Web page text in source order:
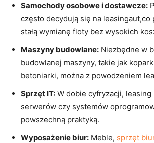
Samochody​ osobowe ⁢i​ dostawcze:
często decydują⁣ się na leasingaut,co
stałą wymianę floty⁣ bez wysokich
Maszyny ⁣budowlane: Niezbędne w
‍budowlanej maszyny, takie jak
betoniarki, można z powodzeniem
Sprzęt⁣ IT: W ⁢dobie cyfryzacji,⁣ leasing‌
serwerów czy systemów
powszechną praktyką.
Wyposażenie biur: Meble,‌ sprzęt⁣